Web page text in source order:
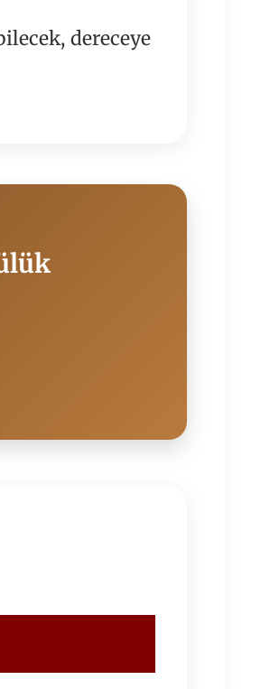
dereceye